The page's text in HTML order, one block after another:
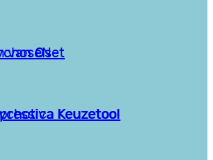
van Os
Keuzetool
Keuzetool